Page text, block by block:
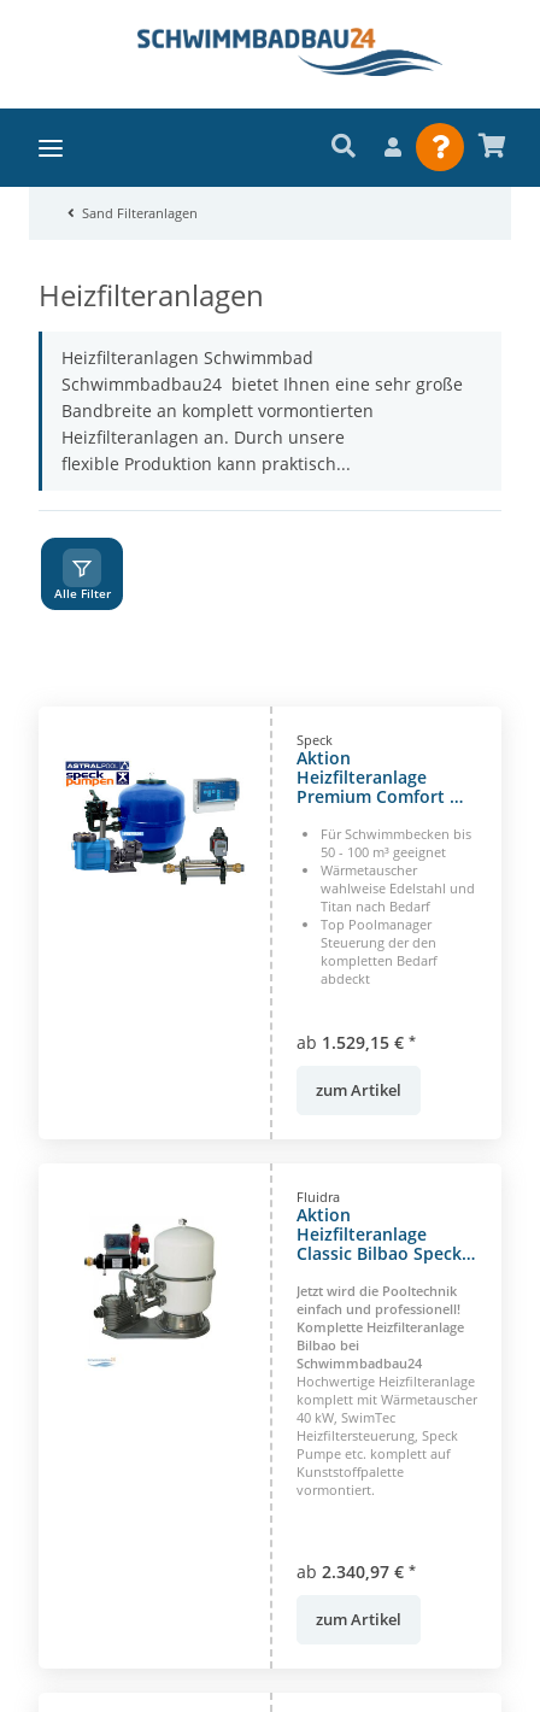
Sand Filteranlagen
Heizfilteranlagen
Heizfilteranlagen Schwimmbad
Schwimmbadbau24 bietet Ihnen eine sehr große
Bandbreite an komplett vormontierten
Heizfilteranlagen an. Durch unsere
flexible Produktion kann praktisch...
A
Alle Filter
Speck
Aktion
Heizfilteranlage
Premium Comfort mit
Für Schwimmbecken bis
50 - 100 m³ geeignet
Wärmetauscher
wahlweise Edelstahl und
Titan nach Bedarf
Top Poolmanager
Steuerung der den
kompletten Bedarf
abdeckt
ab 1.529,15 € *
zum Artikel
Fluidra
Aktion
Heizfilteranlage
Classic Bilbao Speck
Jetzt wird die Pooltechnik
einfach und professionell!
Komplette Heizfilteranlage
Bilbao bei
Schwimmbadbau24
Hochwertige Heizfilteranlage
komplett mit Wärmetauscher
40 kW, SwimTec
Heizfiltersteuerung, Speck
Pumpe etc. komplett auf
Kunststoffpalette
vormontiert.
ab 2.340,97 € *
zum Artikel